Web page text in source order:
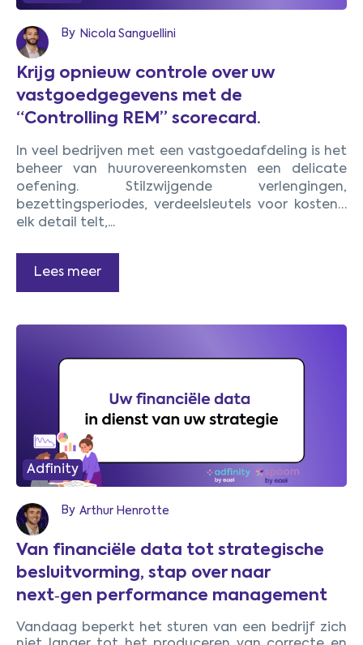
By Nicola Sanguellini
Krijg opnieuw controle over uw
vastgoedgegevens met de
“Controlling REM” scorecard.
In veel bedrijven met een vastgoedafdeling is het
beheer van huurovereenkomsten een delicate
oefening. Stilzwijgende verlengingen,
bezettingsperiodes, verdeelsleutels voor kosten…
elk detail telt,...
Lees meer
Adfinity
By Arthur Henrotte
Van financiële data tot strategische
besluitvorming, stap over naar
next‑gen performance management
Vandaag beperkt het sturen van een bedrijf zich